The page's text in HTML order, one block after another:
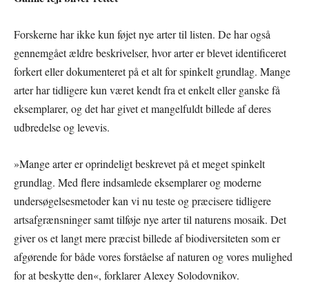
Forskerne har ikke kun føjet nye arter til listen. De har også
gennemgået ældre beskrivelser, hvor arter er blevet identificeret
forkert eller dokumenteret på et alt for spinkelt grundlag. Mange
arter har tidligere kun været kendt fra et enkelt eller ganske få
eksemplarer, og det har givet et mangelfuldt billede af deres
udbredelse og levevis.
»Mange arter er oprindeligt beskrevet på et meget spinkelt
grundlag. Med flere indsamlede eksemplarer og moderne
undersøgelsesmetoder kan vi nu teste og præcisere tidligere
artsafgrænsninger samt tilføje nye arter til naturens mosaik. Det
giver os et langt mere præcist billede af biodiversiteten som er
afgørende for både vores forståelse af naturen og vores mulighed
for at beskytte den«, forklarer Alexey Solodovnikov.